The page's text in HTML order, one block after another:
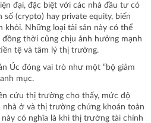
đại, đặc biệt với các nhà đầu tư có
(crypto) hay private equity, biến
khỏi. Những loại tài sản này có thể
thời cũng chịu ảnh hưởng mạnh
tệ và tâm lý thị trường.
Úc đóng vai trò như một “bộ giảm
mục.
cứu thị trường cho thấy, mức độ
ở và thị trường chứng khoán toàn
có nghĩa là khi thị trường tài chính